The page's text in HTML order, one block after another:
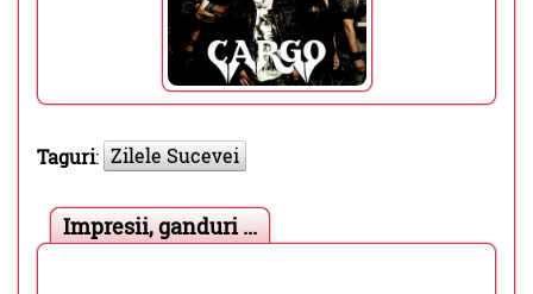
Taguri: Zilele Sucevei
Impresii, ganduri ...